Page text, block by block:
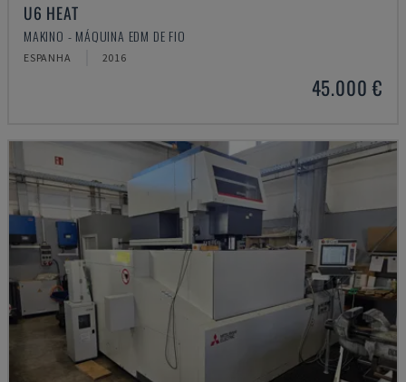
U6 HEAT
MAKINO - MÁQUINA EDM DE FIO
ESPANHA 2016
45.000 €